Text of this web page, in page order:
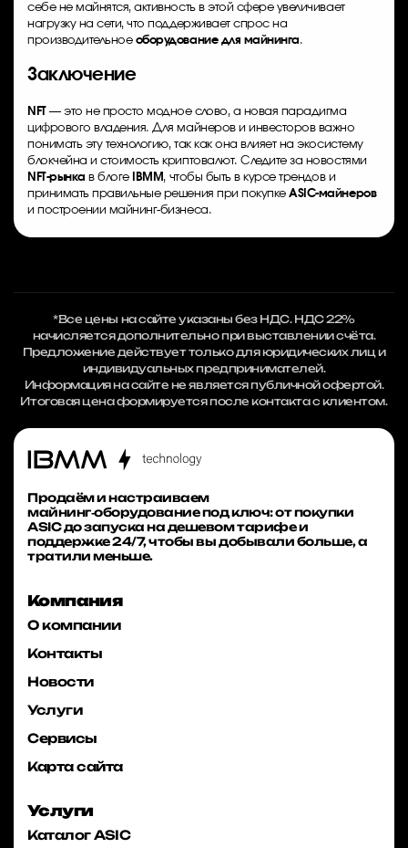
себе не майнятся, активность в этой сфере увеличивает
нагрузку на сети, что поддерживает спрос на
производительное оборудование для майнинга.
Заключение
NFT— это не просто модное слово, а новая парадигма
цифрового владения. Для майнеров и инвесторов важно
понимать эту технологию, так как она влияет на экосистему
блокчейна и стоимость криптовалют. Следите за новостями
NFT-рынка в блоге IBMM, чтобы быть в курсе трендов и
принимать правильные решения при покупкеASIC-майнеров
и построении майнинг-бизнеса.
*Все цены на сайте указаны без НДС. НДС 22%
начисляется дополнительно при выставлении счёта.
Предложение действует только для юридических лиц и
индивидуальных предпринимателей.
Информация на сайте не является публичной офертой.
Итоговая цена формируется после контакта с клиентом.
Продаём и настраиваем
майнинг‑оборудование под ключ: от покупки
ASIC до запуска на дешевом тарифе и
поддержке 24/7, чтобы вы добывали больше, а
тратили меньше.
Компания
О компании
Контакты
Новости
Услуги
Сервисы
Карта сайта
Услуги
Каталог ASIC